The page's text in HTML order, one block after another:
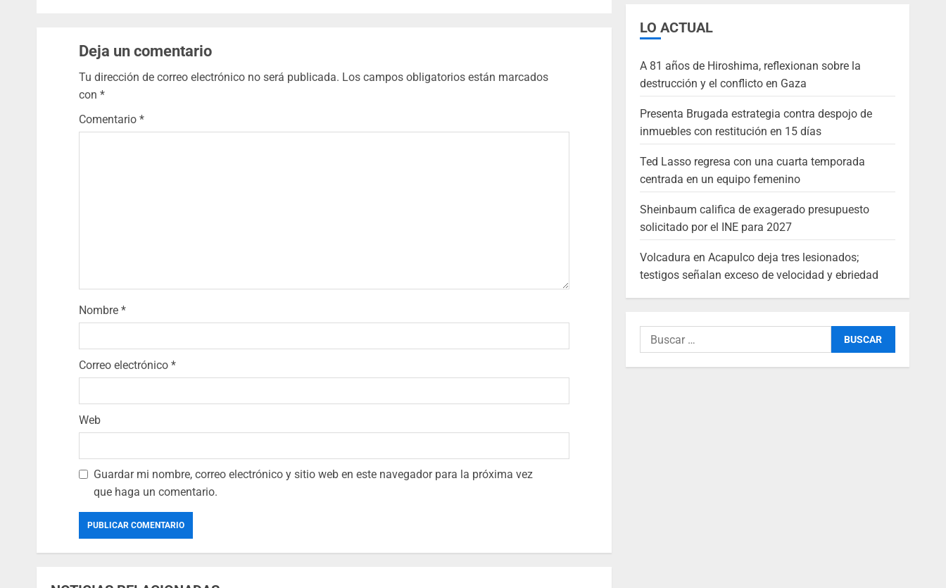
Deja un comentario
Tu dirección de correo electrónico no será publicada. Los campos obligatorios están marcados
con *
Comentario *
Nombre *
Correo electrónico *
Web
Guardar mi nombre, correo electrónico y sitio web en este navegador para la próxima vez
que haga un comentario.
LO ACTUAL
A 81 años de Hiroshima, reflexionan sobre la
destrucción y el conflicto en Gaza
Presenta Brugada estrategia contra despojo de
inmuebles con restitución en 15 días
Ted Lasso regresa con una cuarta temporada
centrada en un equipo femenino
Sheinbaum califica de exagerado presupuesto
solicitado por el INE para 2027
Volcadura en Acapulco deja tres lesionados;
testigos señalan exceso de velocidad y ebriedad